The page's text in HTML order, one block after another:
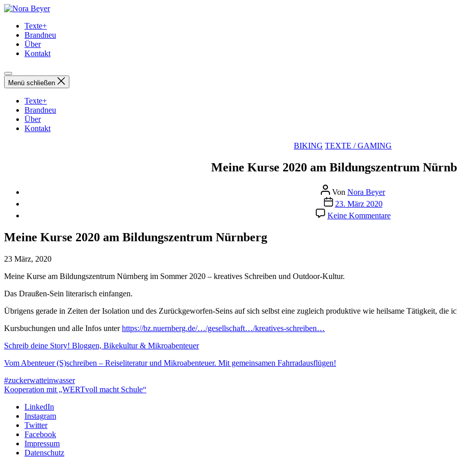
Direkt
Inhalt
wechseln
Nora
Texte+
Brandneu
Über
Kontakt
Menü schließen
Texte+
Brandneu
Über
Kontakt
Kategorien
BIKING TEXTE / GAMING
Meine Kurse 2020 am Bildungszentrum
Beitragsautor
Von Nora Beyer
Beitragsdatum
23. März 2020
Keine Kommentarezu
Meine
Meine Kurse 2020 am Bildungszentrum Nürnberg
23 März, 2020
Meine Kurse am Bildungszentrum Nürnberg im Sommer 2020 – kreatives Schreiben und Outdoor-Kultur.
Das Draußen-Sein literarisch einfangen.
Übrigens gerade in Zeiten der Isolation und des Zurückgeworfen-Seins auf sich selbst eine zugleich produktive wie heilsame Tätigkeit, die
Kursbuchungen und alle Infos unterhttps://bz.nuernberg.de/…/gesellschaft…/kreatives-schreiben…
Schreib deine Story! Bloggen, Bikekultur & Mikroabenteuer
Vom Abenteuer (S)schreiben – Reiseliteratur und Mikroabenteuer. Mit gemeinsamen Fahrradausflügen!
#zuckerwatteinwasser
Kooperation mit „WERTvoll macht Schule“
LinkedIn
Instagram
Twitter
Facebook
Impressum
Datenschutz